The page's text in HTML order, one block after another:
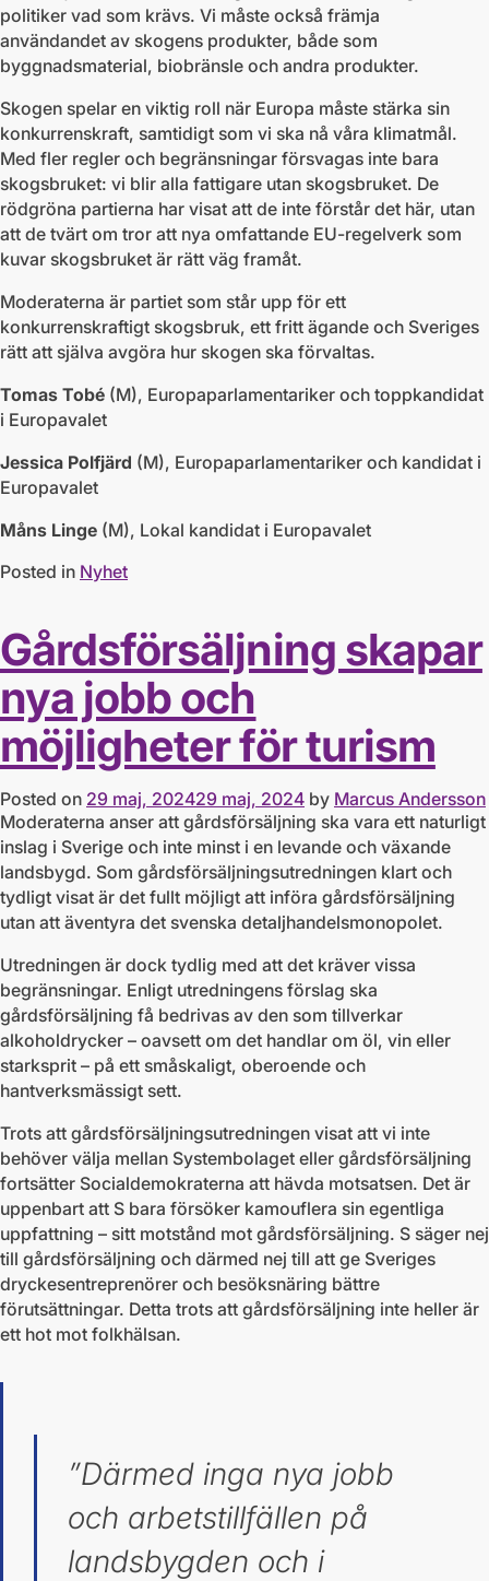
politiker vad som krävs. Vi måste också främja
användandet av skogens produkter, både som
byggnadsmaterial, biobränsle och andra produkter.
Skogen spelar en viktig roll när Europa måste stärka sin
konkurrenskraft, samtidigt som vi ska nå våra klimatmål.
Med fler regler och begränsningar försvagas inte bara
skogsbruket: vi blir alla fattigare utan skogsbruket. De
rödgröna partierna har visat att de inte förstår det här, utan
att de tvärt om tror att nya omfattande EU-regelverk som
kuvar skogsbruket är rätt väg framåt.
Moderaterna är partiet som står upp för ett
konkurrenskraftigt skogsbruk, ett fritt ägande och Sveriges
rätt att själva avgöra hur skogen ska förvaltas.
Tomas Tobé (M), Europaparlamentariker och toppkandidat
i Europavalet
Jessica Polfjärd (M), Europaparlamentariker och kandidat i
Europavalet
Måns Linge (M), Lokal kandidat i Europavalet
Posted in Nyhet
Gårdsförsäljning skapar
nya jobb och
möjligheter för turism
Posted on 29 maj, 202429 maj, 2024 by Marcus Andersson
Moderaterna anser att gårdsförsäljning ska vara ett naturligt
inslag i Sverige och inte minst i en levande och växande
landsbygd. Som gårdsförsäljningsutredningen klart och
tydligt visat är det fullt möjligt att införa gårdsförsäljning
utan att äventyra det svenska detaljhandelsmonopolet.
Utredningen är dock tydlig med att det kräver vissa
begränsningar. Enligt utredningens förslag ska
gårdsförsäljning få bedrivas av den som tillverkar
alkoholdrycker – oavsett om det handlar om öl, vin eller
starksprit – på ett småskaligt, oberoende och
hantverksmässigt sett.
Trots att gårdsförsäljningsutredningen visat att vi inte
behöver välja mellan Systembolaget eller gårdsförsäljning
fortsätter Socialdemokraterna att hävda motsatsen. Det är
uppenbart att S bara försöker kamouflera sin egentliga
uppfattning – sitt motstånd mot gårdsförsäljning. S säger nej
till gårdsförsäljning och därmed nej till att ge Sveriges
dryckesentreprenörer och besöksnäring bättre
förutsättningar. Detta trots att gårdsförsäljning inte heller är
ett hot mot folkhälsan.
”Därmed inga nya jobb
och arbetstillfällen på
landsbygden och i